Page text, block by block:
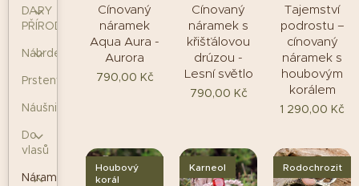
DARY
PŘÍRODY
Náhrdelníky
Prsteny
Náušnice
Do
vlasů
Náramky
Cínovaný
náramek
Aqua Aura -
Aurora
790,00 Kč
Cínovaný
náramek s
křišťálovou
drúzou -
Lesní světlo
790,00 Kč
Tajemství
podrostu –
cínovaný
náramek s
houbovým
korálem
1 290,00 Kč
Houbový
korál
Karneol Rodochrozit